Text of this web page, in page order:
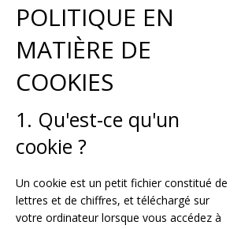
POLITIQUE EN
MATIÈRE DE
COOKIES
1. Qu'est-ce qu'un
cookie ?
Un cookie est un petit fichier constitué de
lettres et de chiffres, et téléchargé sur
votre ordinateur lorsque vous accédez à